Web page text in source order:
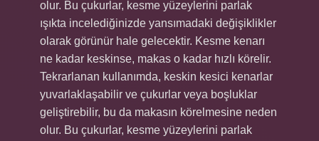
olur. Bu çukurlar, kesme yüzeylerini parlak
ışıkta incelediğinizde yansımadaki değişiklikler
olarak görünür hale gelecektir. Kesme kenarı
ne kadar keskinse, makas o kadar hızlı körelir.
Tekrarlanan kullanımda, keskin kesici kenarlar
yuvarlaklaşabilir ve çukurlar veya boşluklar
geliştirebilir, bu da makasın körelmesine neden
olur. Bu çukurlar, kesme yüzeylerini parlak